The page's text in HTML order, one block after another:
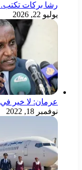
رشا بركات
يوليو 22, 2026
عرمان: لا خير
نوفمبر 18, 2022